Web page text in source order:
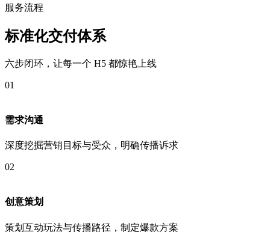
服务流程
标准化交付体系
六步闭环，让每一个 H5 都惊艳上线
01
需求沟通
深度挖掘营销目标与受众，明确传播诉求
02
创意策划
策划互动玩法与传播路径，制定爆款方案